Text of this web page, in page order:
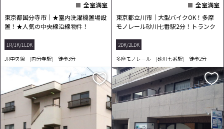
全室満室
東京都国分寺市｜★室内洗濯機置場設
置！★人気の中央線沿線物件！
1R/1K/1LDK
JR中央線 [国分寺駅] 徒歩3分
全室満室
東京都立川市｜大型バイクOK！多摩
モノレール砂川七番駅2分！トランク
2DK/2LDK
多摩モノレール [砂川七番駅] 徒歩2分